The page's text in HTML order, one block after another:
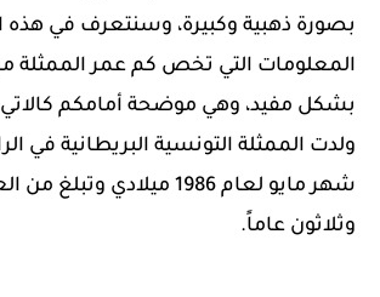
بصورة ذهبية وكبيرة، وسنتعرف في هذه
المعلومات التي تخص كم عمر الممثلة
بشكل مفيد، وهي موضحة أمامكم
ولدت الممثلة التونسية البريطانية في
شهر مايو لعام 1986 ميلادي
وثلاثون عاماً.